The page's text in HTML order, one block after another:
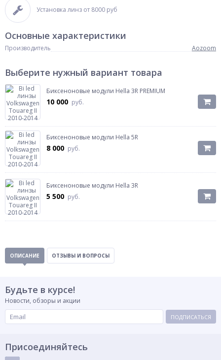
Установка линз от 8000 руб
Основные характеристики
Производитель Aozoom
Выберите нужный вариант товара
Биксеноновые модули Hella 3R PREMIUM
10 000 руб.
Биксеноновые модули Hella 5R
8 000 руб.
Биксеноновые модули Hella 3R
5 500 руб.
ОПИСАНИЕ ОТЗЫВЫ И ВОПРОСЫ
Будьте в курсе!
Новости, обзоры и акции
ПОДПИСАТЬСЯ
Присоединяйтесь